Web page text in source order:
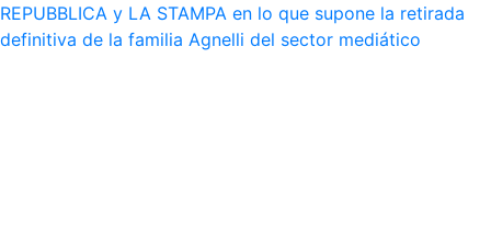
REPUBBLICA y LA STAMPA en lo que supone la retirada
definitiva de la familia Agnelli del sector mediático